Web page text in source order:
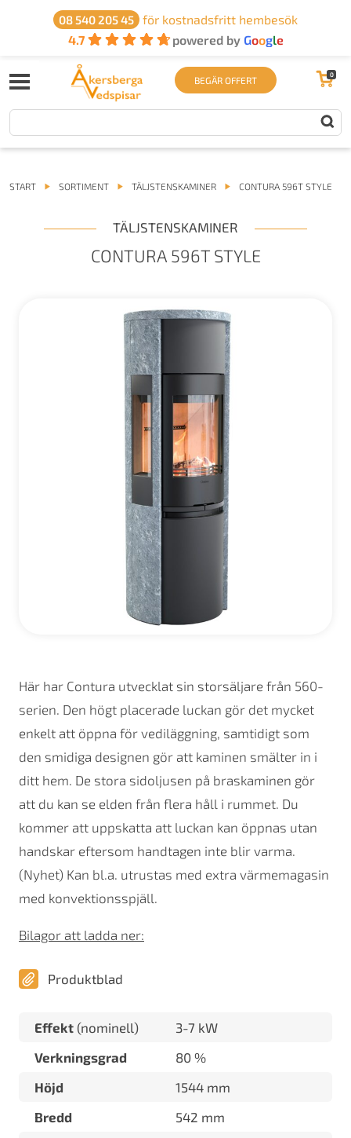
08 540 205 45
för kostnadsfritt hembesök
4.7
powered by Google
BEGÄR OFFERT 0
START SORTIMENT TÄLJSTENSKAMINER CONTURA 596T STYLE
TÄLJSTENSKAMINER
CONTURA 596T STYLE
Här har Contura utvecklat sin storsäljare från 560-
serien. Den högt placerade luckan gör det mycket
enkelt att öppna för vediläggning, samtidigt som
den smidiga designen gör att kaminen smälter in i
ditt hem. De stora sidoljusen på braskaminen gör
att du kan se elden från flera håll i rummet. Du
kommer att uppskatta att luckan kan öppnas utan
handskar eftersom handtagen inte blir varma.
(Nyhet) Kan bl.a. utrustas med extra värmemagasin
med konvektionsspjäll.
Bilagor att ladda ner:
Produktblad
Effekt (nominell)
3-7 kW
Verkningsgrad
80 %
Höjd
1544 mm
Bredd
542 mm